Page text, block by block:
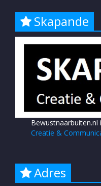
Skapande
Creatie &
Adres